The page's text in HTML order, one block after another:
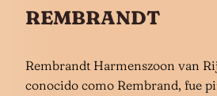
REMBRANDT
Rembrandt Harmenszoon van
conocido como Rembrand, fue